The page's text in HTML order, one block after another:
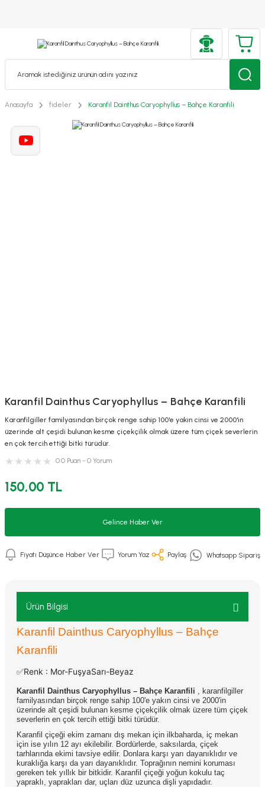
Anasayfa fideler Karanfil Dainthus Caryophyllus – Bahçe Karanfili
Karanfil Dainthus Caryophyllus – Bahçe Karanfili
Karanfilgiller familyasından birçok renge sahip 100'e yakın cinsi ve 2000'in
üzerinde alt çeşidi bulunan kesme çiçekçilik olmak üzere tüm çiçek severlerin
en çok tercih ettiği bitki türüdür.
0.0 Puan - 0 Yorum
150,00 TL
Gelince Haber Ver
Fiyatı Düşünce Haber Ver Yorum Yaz Paylaş Whatsapp Sipariş
Ürün Bilgisi
Karanfil Dainthus Caryophyllus – Bahçe
Karanfili
✅Renk : Mor-FuşyaSarı-Beyaz
Karanfil Dainthus Caryophyllus – Bahçe Karanfili , karanfilgiller
familyasından birçok renge sahip 100'e yakın cinsi ve 2000'in
üzerinde alt çeşidi bulunan kesme çiçekçilik olmak üzere tüm çiçek
severlerin en çok tercih ettiği bitki türüdür.
Karanfil çiçeği ekim zamanı dış mekan için ilkbaharda, iç mekan
için ise yılın 12 ayı ekilebilir. Bordürlerde, saksılarda, çiçek
tarhlarında ekimi tavsiye edilir. Donlara karşı yarı dayanıklıdır ve
kuraklığa karşı da yarı dayanıklıdır. Toprağının nemini koruması
gereken tek yıllık bir bitkidir. Karanfil çiçeği yoğun kokulu taç
yapraklı, yaprakları dar, uçları düz uzunca dişli yapıdadır.